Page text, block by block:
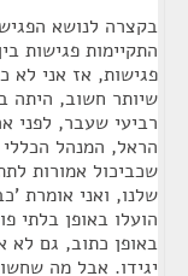
בקצרה לנושא
פגישות, אז אני לא
שיותר חשוב, היתה
רביעי שעבר, לפני
הראל, המנהל
שכביכול אמורות
שלנו, ואני אומרת
הועלו באופן בלתי
באופן כתוב, גם לא
יגידו. אבל מה